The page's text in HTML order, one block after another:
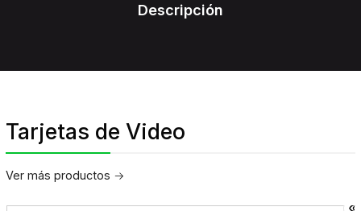
Descripción
Tarjetas de Video
Ver más productos